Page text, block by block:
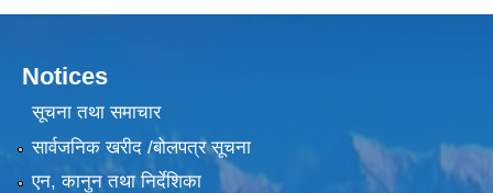
Notices
सूचना तथा समाचार
सार्वजनिक खरीद /बोलपत्र सूचना
एन, कानुन तथा निर्देशिका